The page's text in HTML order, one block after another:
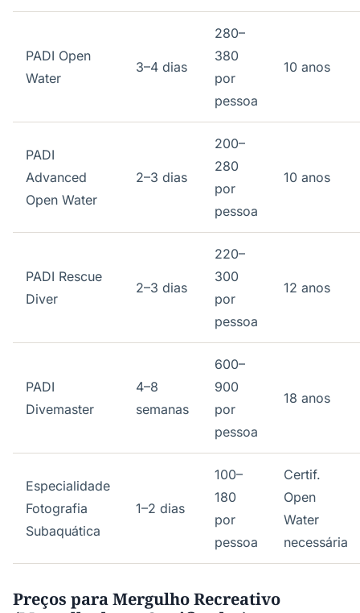
PADI Open
Water
3–4 dias
280–
380
por
pessoa
10 anos
PADI
Advanced
Open Water
2–3 dias
200–
280
por
pessoa
10 anos
PADI Rescue
Diver
2–3 dias
220–
300
por
pessoa
12 anos
PADI
Divemaster
4–8
semanas
600–
900
por
pessoa
18 anos
Especialidade
Fotografia
Subaquática
1–2 dias
100–
180
por
pessoa
Certif.
Open
Water
necessária
Preços para Mergulho Recreativo